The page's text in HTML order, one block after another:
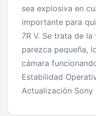
sea explosiva en
importante para
7R V. Se trata de
parezca pequeña,
cámara
Estabilidad
Actualización